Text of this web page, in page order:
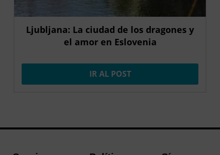
Ljubljana: La ciudad de los dragones y
el amor en Eslovenia
IR AL POST